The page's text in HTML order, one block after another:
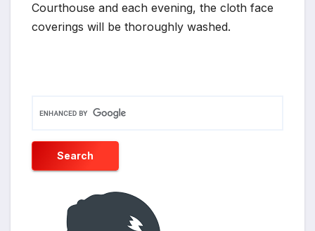
Courthouse and each evening, the cloth face
coverings will be thoroughly washed.